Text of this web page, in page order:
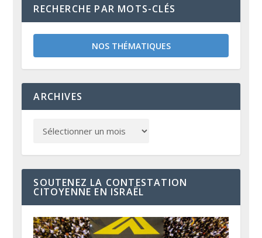
RECHERCHE PAR MOTS-CLÉS
NOS THÉMATIQUES
ARCHIVES
SOUTENEZ LA CONTESTATION
CITOYENNE EN ISRAËL